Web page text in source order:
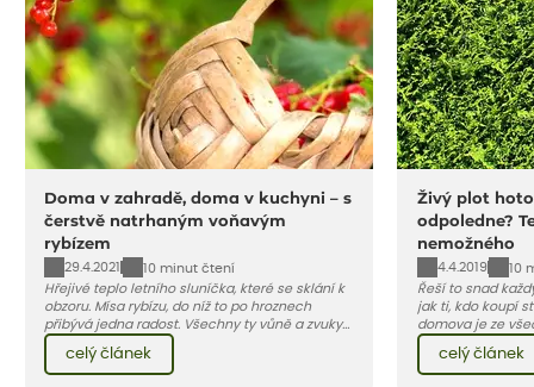
Doma v zahradě, doma v kuchyni – s
čerstvě natrhaným voňavým
rybízem
29.4.2021
10 minut čtení
Hřejivé teplo letního sluníčka, které se sklání k
obzoru. Mísa rybízu, do níž to po hroznech
přibývá jedna radost. Všechny ty vůně a zvuky
vnese neuvěřitelný klid a radost. A taky trochu
bezstarostnosti dětství při mlsání babiččina
celý článek
Živý plot
odpoledne?
nemožného
4.4.2019
10
Řeší to snad
jak ti, kdo koupí
domova je ze
plotem, jiní se
klasický drátěný
celý článek